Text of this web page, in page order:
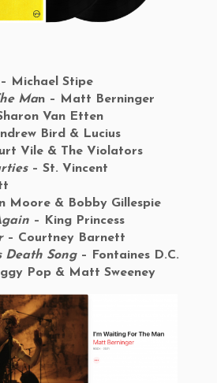
Michael Stipe
Man – Matt Berninger
Van Etten
Bird & Lucius
Vile & The Violators
– St. Vincent
Moore & Bobby Gillespie
– King Princess
– Courtney Barnett
Death Song– Fontaines D.C.
Pop & Matt Sweeney